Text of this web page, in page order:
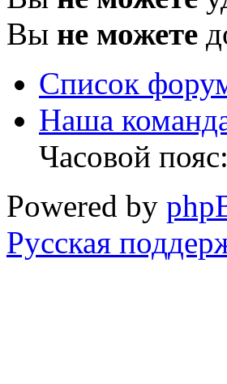
Вы не можете
Список
Наша
Часовой
Powered by
Русская